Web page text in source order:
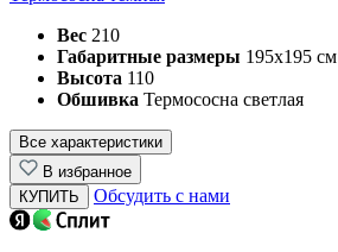
Вес 210
Габаритные размеры 195х195 см
Высота 110
Обшивка Термососна светлая
Все характеристики
В избранное
КУПИТЬ
Обсудить с нами